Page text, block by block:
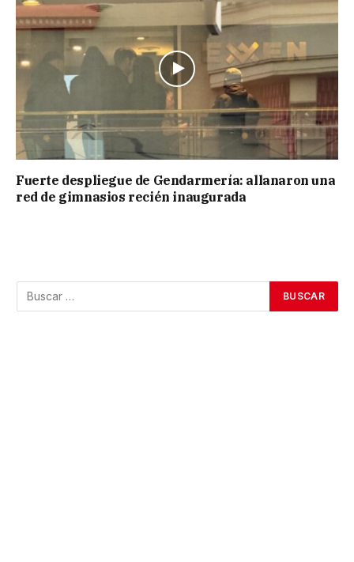
Fuerte despliegue de Gendarmería: allanaron una
red de gimnasios recién inaugurada